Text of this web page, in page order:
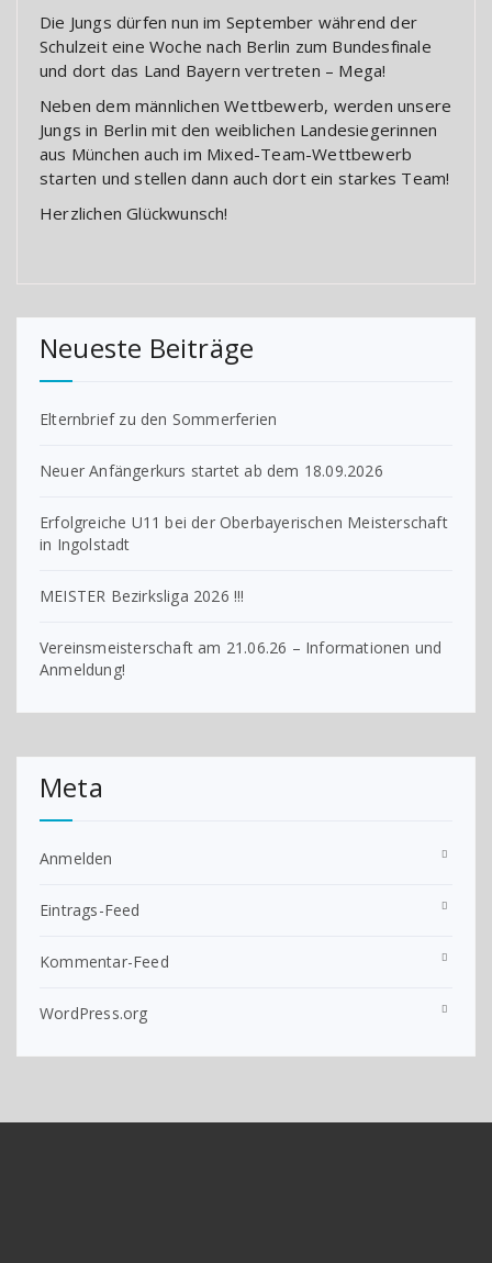
Die Jungs dürfen nun im September während der
Schulzeit eine Woche nach Berlin zum Bundesfinale
und dort das Land Bayern vertreten – Mega!
Neben dem männlichen Wettbewerb, werden unsere
Jungs in Berlin mit den weiblichen Landesiegerinnen
aus München auch im Mixed-Team-Wettbewerb
starten und stellen dann auch dort ein starkes Team!
Herzlichen Glückwunsch!
Neueste Beiträge
Elternbrief zu den Sommerferien
Neuer Anfängerkurs startet ab dem 18.09.2026
Erfolgreiche U11 bei der Oberbayerischen Meisterschaft
in Ingolstadt
MEISTER Bezirksliga 2026 !!!
Vereinsmeisterschaft am 21.06.26 – Informationen und
Anmeldung!
Meta
Anmelden
Eintrags-Feed
Kommentar-Feed
WordPress.org